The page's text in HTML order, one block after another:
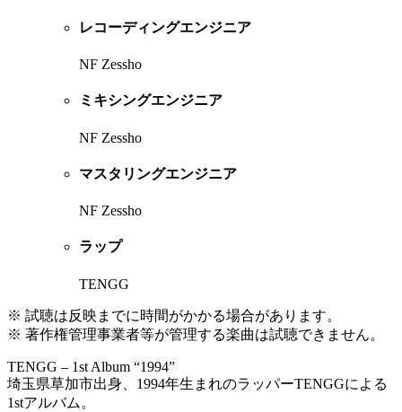
レコーディングエンジニア
NF Zessho
ミキシングエンジニア
NF Zessho
マスタリングエンジニア
NF Zessho
ラップ
TENGG
※ 試聴は反映までに時間がかかる場合があります。
※ 著作権管理事業者等が管理する楽曲は試聴できません。
TENGG – 1st Album “1994”
埼玉県草加市出身、1994年生まれのラッパーTENGGによる
1stアルバム。